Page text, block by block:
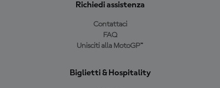
Richiedi assistenza
Contattaci
FAQ
Unisciti alla MotoGP™
Biglietti & Hospitality